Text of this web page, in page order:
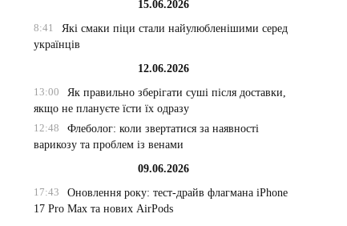
15.06.2026
8:41
Які смаки піци стали найулюбленішими серед
українців
12.06.2026
13:00
Як правильно зберігати суші після доставки,
якщо не плануєте їсти їх одразу
12:48
Флеболог: коли звертатися за наявності
варикозу та проблем із венами
09.06.2026
17:43
Оновлення року: тест-драйв флагмана iPhone
17 Pro Max та нових AirPods